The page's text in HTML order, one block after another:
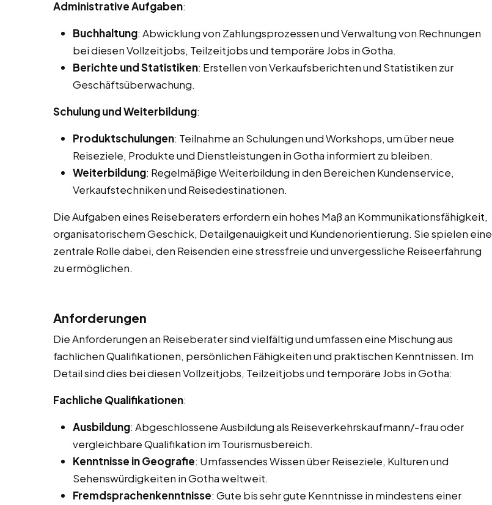
Administrative Aufgaben:
Buchhaltung: Abwicklung von Zahlungsprozessen und Verwaltung von Rechnungen
bei diesen Vollzeitjobs, Teilzeitjobs und temporäre Jobs in Gotha.
Berichte und Statistiken: Erstellen von Verkaufsberichten und Statistiken zur
Geschäftsüberwachung.
Schulung und Weiterbildung:
Produktschulungen: Teilnahme an Schulungen und Workshops, um über neue
Reiseziele, Produkte und Dienstleistungen in Gotha informiert zu bleiben.
Weiterbildung: Regelmäßige Weiterbildung in den Bereichen Kundenservice,
Verkaufstechniken und Reisedestinationen.
Die Aufgaben eines Reiseberaters erfordern ein hohes Maß an Kommunikationsfähigkeit,
organisatorischem Geschick, Detailgenauigkeit und Kundenorientierung. Sie spielen eine
zentrale Rolle dabei, den Reisenden eine stressfreie und unvergessliche Reiseerfahrung
zu ermöglichen.
Anforderungen
Die Anforderungen an Reiseberater sind vielfältig und umfassen eine Mischung aus
fachlichen Qualifikationen, persönlichen Fähigkeiten und praktischen Kenntnissen. Im
Detail sind dies bei diesen Vollzeitjobs, Teilzeitjobs und temporäre Jobs in Gotha:
Fachliche Qualifikationen:
Ausbildung: Abgeschlossene Ausbildung als Reiseverkehrskaufmann/-frau oder
vergleichbare Qualifikation im Tourismusbereich.
Kenntnisse in Geografie: Umfassendes Wissen über Reiseziele, Kulturen und
Sehenswürdigkeiten in Gotha weltweit.
Fremdsprachenkenntnisse: Gute bis sehr gute Kenntnisse in mindestens einer